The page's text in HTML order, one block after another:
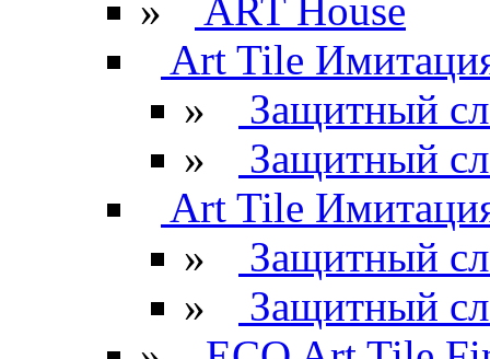
»
ART House
Art Tile
»
Защитный
»
Защитный
Art Tile
»
Защитный
»
Защитный